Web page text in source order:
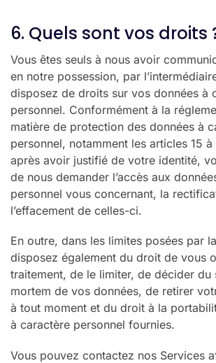
6. Quels sont vos droits
Vous êtes seuls à nous avoir
en notre possession, par
disposez de droits sur vos données à
personnel. Conformément à la
matière de protection des données à
personnel, notamment les articles 15 à
après avoir justifié de votre identité,
de nous demander l’accès aux
personnel vous concernant, la
l’effacement de celles-ci.
En outre, dans les limites posées par
disposez également du droit de vous
traitement, de le limiter, de décider
mortem de vos données, de retirer
à tout moment et du droit à la
à caractère personnel fournies.
Vous pouvez contactez nos Services